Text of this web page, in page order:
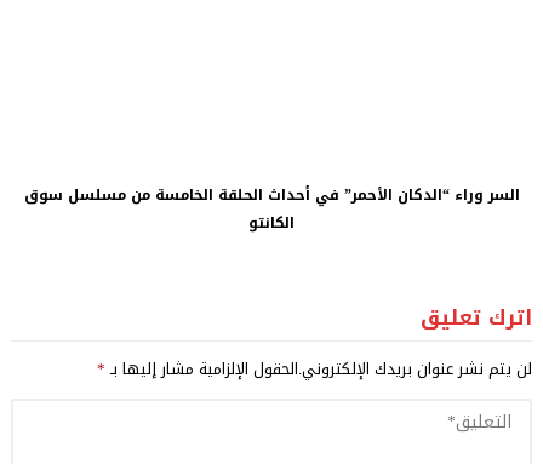
السر وراء “الدكان الأحمر” في أحداث الحلقة الخامسة من مسلسل سوق
الكانتو
اترك تعليق
لن يتم نشر عنوان بريدك الإلكتروني.الحقول الإلزامية مشار إليها بـ*